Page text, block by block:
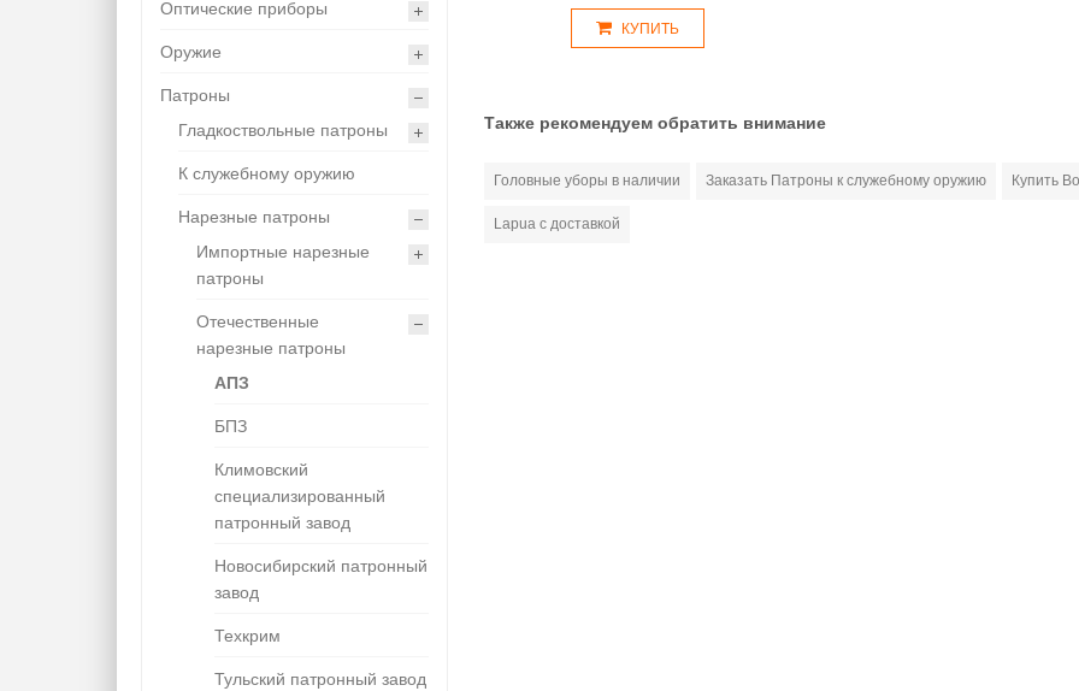
Оптические приборы
Оружие
Патроны
Гладкоствольные патроны
К служебному оружию
Нарезные патроны
Импортные нарезные
патроны
Отечественные
нарезные патроны
АПЗ
БПЗ
Климовский
специализированный
патронный завод
Новосибирский патронный
завод
Техкрим
Тульский патронный завод
КУПИТЬ
Также рекомендуем обратить внимание
Головные уборы в наличии Заказать Патроны к служебному оружию Купить
Lapua с доставкой